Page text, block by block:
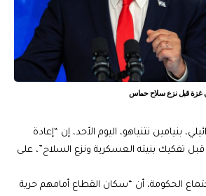
في غزة قبل نزع سلاح حماس
بنيامين نتنياهو، اليوم الأحد، إن “إعادة
تفكيك بنيته العسكرية ونزع السلاح”، على
الحكومة، أن “سكان القطاع أمامهم حرية